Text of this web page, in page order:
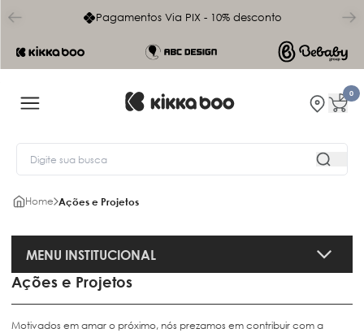
Pagamentos Via PIX - 10% desconto
0
Home Ações e Projetos
MENU INSTITUCIONAL
Ações e Projetos
Motivados em amar o próximo, nós prezamos em contribuir com a